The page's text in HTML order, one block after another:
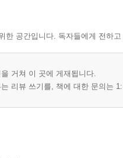
한 공간입니다. 독자들에게 전하
거쳐 이 곳에 게재됩니다.
리뷰 쓰기를, 책에 대한 문의는